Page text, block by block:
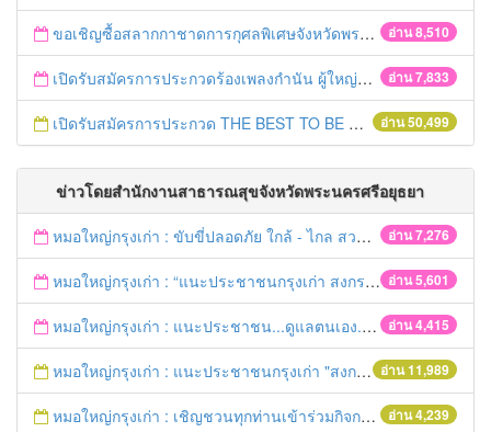
อ่าน 8,510
ขอเชิญซื้อสลากกาชาดการกุศลพิเศษจังหวัดพระนครศรีอยุธยา 2560
อ่าน 7,833
เปิดรับสมัครการประกวดร้องเพลงกำนัน ผู้ใหญ่บ้าน ฯลฯ
อ่าน 50,499
เปิดรับสมัครการประกวด THE BEST TO BE NUMBER ONE
ข่าวโดยสำนักงานสาธารณสุขจังหวัดพระนครศรีอยุธยา
อ่าน 7,276
หมอใหญ่กรุงเก่า : ขับขี่ปลอดภัย ใกล้ - ไกล สวมหมวกนิรภัย
อ่าน 5,601
หมอใหญ่กรุงเก่า : “แนะประชาชนกรุงเก่า สงกรานต์ร่วมขับขี่ปลอดภัย
อ่าน 4,415
หมอใหญ่กรุงเก่า : แนะประชาชน...ดูแลตนเอง...“รับมือภัยแล้ง”
อ่าน 11,989
หมอใหญ่กรุงเก่า : แนะประชาชนกรุงเก่า "สงกรานต์ขับขี่ปลอดภัย"
อ่าน 4,239
หมอใหญ่กรุงเก่า : เชิญชวนทุกท่านเข้าร่วมกิจกรรมวิ่งเพื่อสุขภาพ 7เมษายนนี้ 5โมงเย็น